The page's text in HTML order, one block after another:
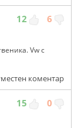
12 6
Vw с
коментар
15 0